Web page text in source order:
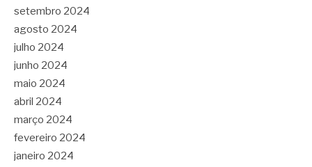
setembro 2024
agosto 2024
julho 2024
junho 2024
maio 2024
abril 2024
março 2024
fevereiro 2024
janeiro 2024